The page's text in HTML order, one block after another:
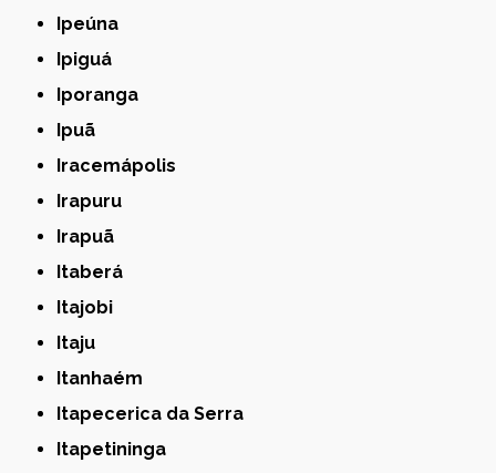
Ipeúna
Ipiguá
Iporanga
Ipuã
Iracemápolis
Irapuru
Irapuã
Itaberá
Itajobi
Itaju
Itanhaém
Itapecerica da Serra
Itapetininga